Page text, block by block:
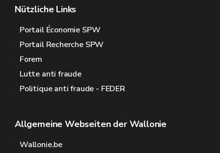
Nützliche Links
Portail Économie SPW
Portail Recherche SPW
Forem
Lutte anti fraude
Politique anti fraude - FEDER
Allgemeine Webseiten der Wallonie
Wallonie.be